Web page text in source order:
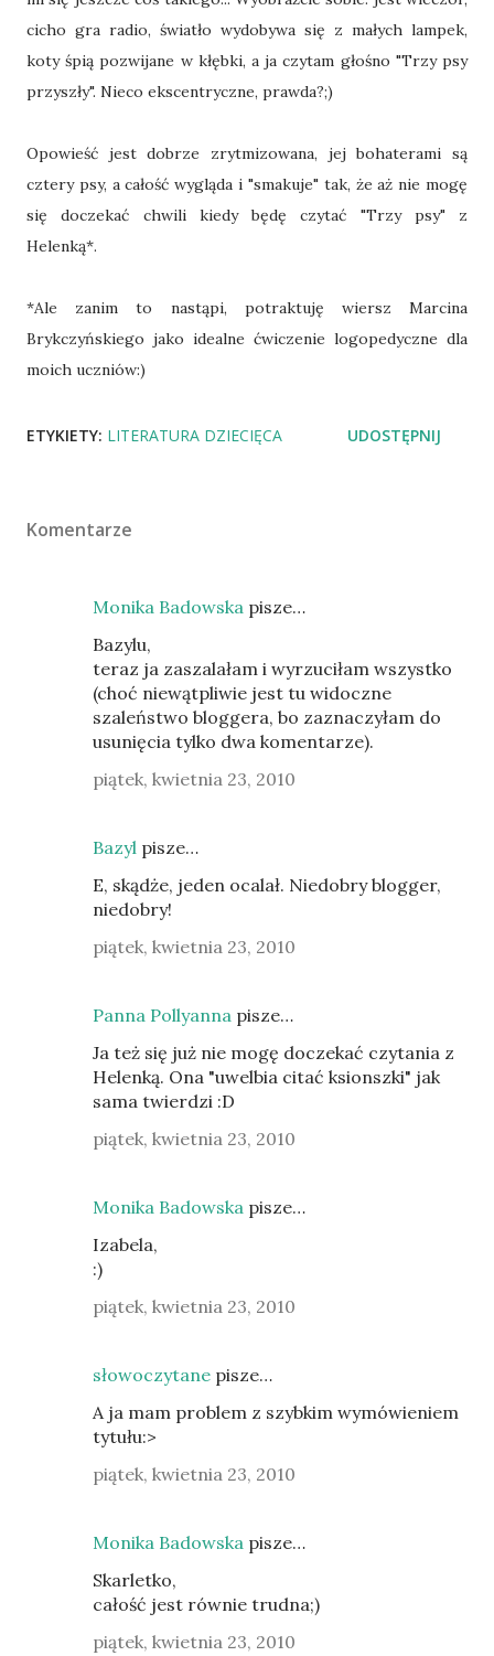
cicho gra radio, światło wydobywa się z małych lampek,
koty śpią pozwijane w kłębki, a ja czytam głośno "Trzy psy
przyszły". Nieco ekscentryczne, prawda?;)
Opowieść jest dobrze zrytmizowana, jej bohaterami są
cztery psy, a całość wygląda i "smakuje" tak, że aż nie mogę
się doczekać chwili kiedy będę czytać "Trzy psy" z
Helenką*.
*Ale zanim to nastąpi, potraktuję wiersz Marcina
Brykczyńskiego jako idealne ćwiczenie logopedyczne dla
moich uczniów:)
ETYKIETY: LITERATURA DZIECIĘCA UDOSTĘPNIJ
Komentarze
Monika Badowska pisze…
Bazylu,
teraz ja zaszalałam i wyrzuciłam wszystko
(choć niewątpliwie jest tu widoczne
szaleństwo bloggera, bo zaznaczyłam do
usunięcia tylko dwa komentarze).
piątek, kwietnia 23, 2010
Bazyl pisze…
E, skądże, jeden ocalał. Niedobry blogger,
niedobry!
piątek, kwietnia 23, 2010
Panna Pollyanna pisze…
Ja też się już nie mogę doczekać czytania z
Helenką. Ona "uwelbia citać ksionszki" jak
sama twierdzi :D
piątek, kwietnia 23, 2010
Monika Badowska pisze…
Izabela,
:)
piątek, kwietnia 23, 2010
słowoczytane pisze…
A ja mam problem z szybkim wymówieniem
tytułu:>
piątek, kwietnia 23, 2010
Monika Badowska pisze…
Skarletko,
całość jest równie trudna;)
piątek, kwietnia 23, 2010